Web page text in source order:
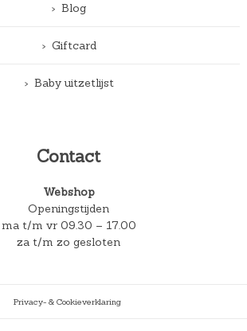
Blog
Giftcard
Baby uitzetlijst
Contact
Webshop
Openingstijden
ma t/m vr 09.30 – 17.00
za t/m zo gesloten
Privacy- & Cookieverklaring